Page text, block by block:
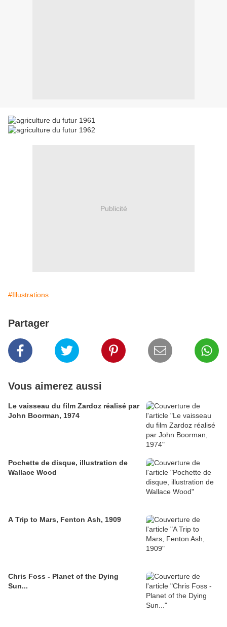
Publicité
#Illustrations
Partager
Vous aimerez aussi
Le vaisseau du film Zardoz réalisé par
John Boorman, 1974
Pochette de disque, illustration de
Wallace Wood
A Trip to Mars, Fenton Ash, 1909
Chris Foss - Planet of the Dying
Sun...